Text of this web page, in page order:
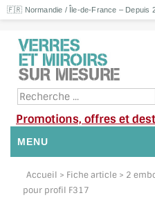
🇫🇷 Normandie / Île-de-France – Depuis
Promotions, offres et
MENU
NOUS CONTACTER
Accueil > Fiche article > 2
pour profil F317